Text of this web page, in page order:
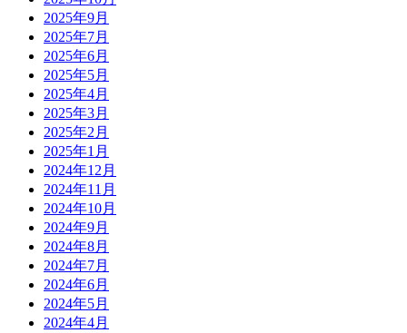
2025年9月
2025年7月
2025年6月
2025年5月
2025年4月
2025年3月
2025年2月
2025年1月
2024年12月
2024年11月
2024年10月
2024年9月
2024年8月
2024年7月
2024年6月
2024年5月
2024年4月